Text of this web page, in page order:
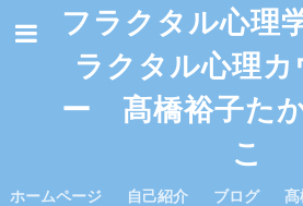
フラクタル心理
ラクタル心理カ
ー 髙橋裕子た
こ
ホームページ 自己紹介 ブログ 髙